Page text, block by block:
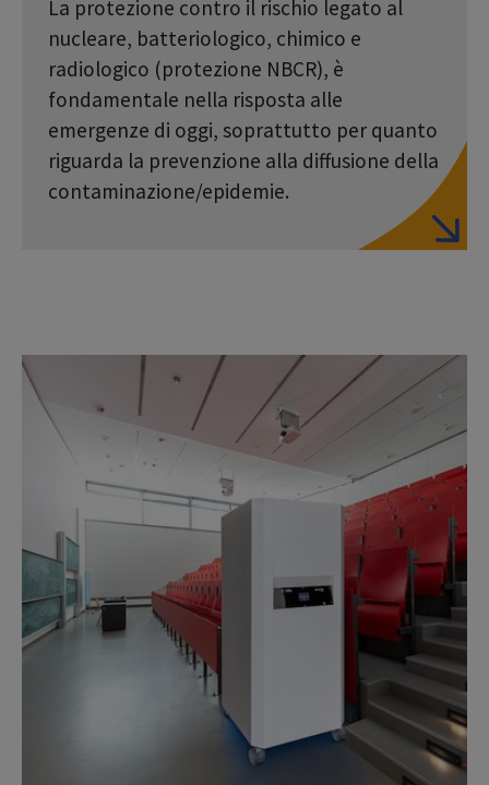
La protezione contro il rischio legato al
nucleare, batteriologico, chimico e
radiologico (protezione NBCR), è
fondamentale nella risposta alle
emergenze di oggi, soprattutto per quanto
riguarda la prevenzione alla diffusione della
contaminazione/epidemie.